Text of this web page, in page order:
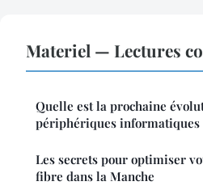
Materiel — Lectures
Quelle est la prochaine
périphériques informatiques
Les secrets pour optimiser
fibre dans la Manche